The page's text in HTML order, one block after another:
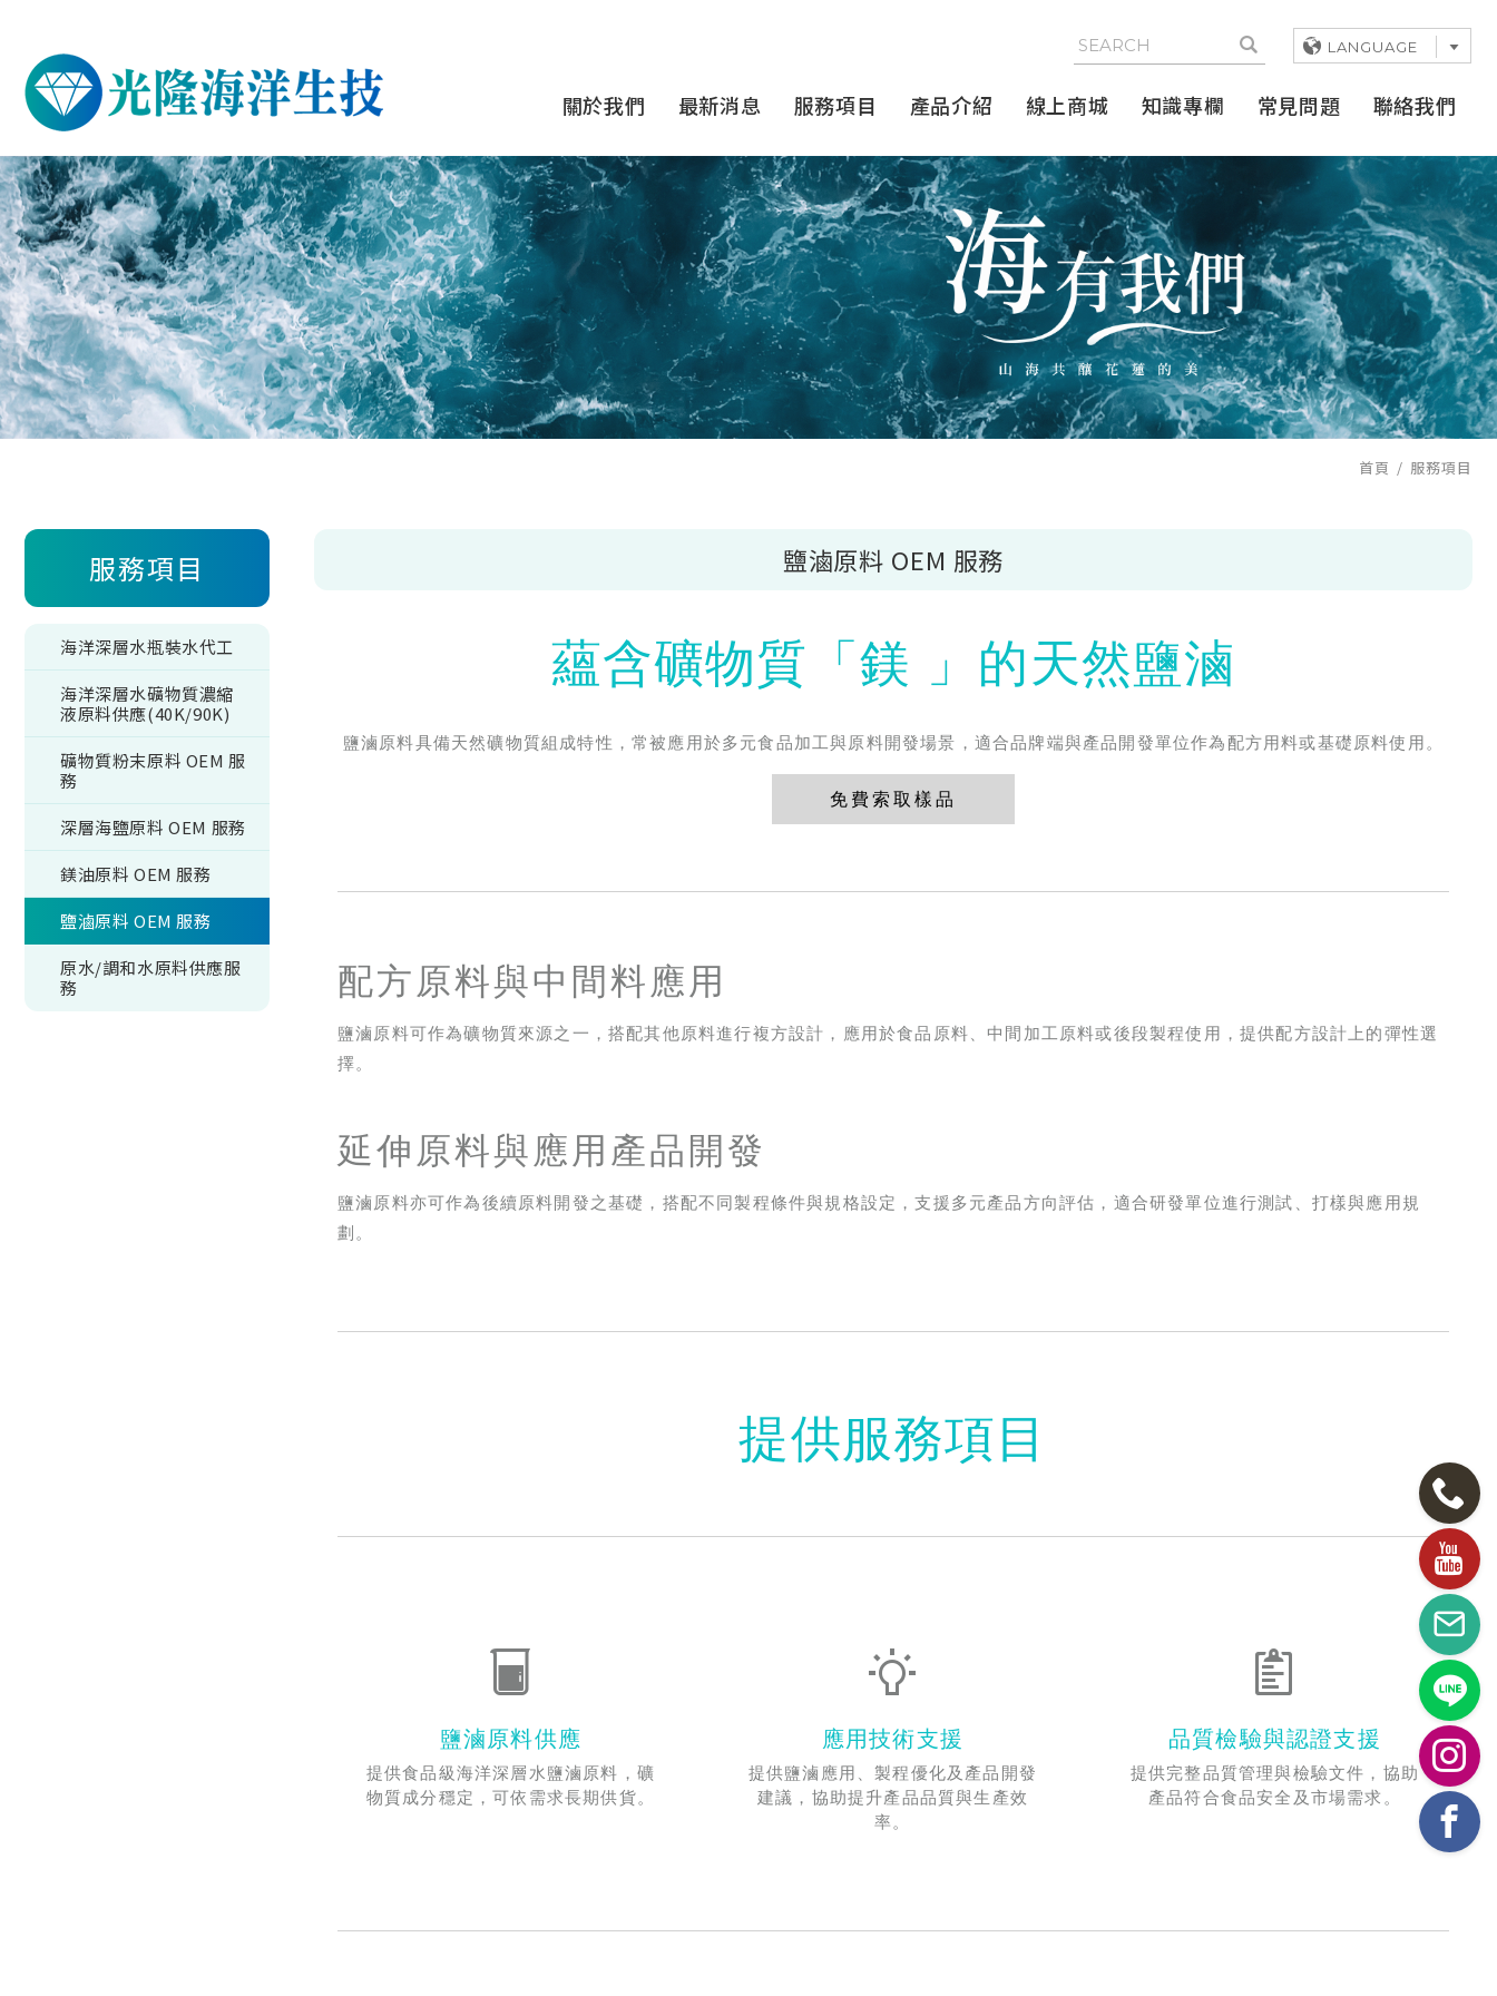
LANGUAGE
關於我們 最新消息 服務項目 產品介紹 線上商城 知識專欄 常見問題 聯絡我們
首頁 服務項目
服務項目
海洋深層水瓶裝水代工
海洋深層水礦物質濃縮
液原料供應(40K/90K)
礦物質粉末原料 OEM 服
務
深層海鹽原料 OEM 服務
鎂油原料 OEM 服務
鹽滷原料 OEM 服務
原水/調和水原料供應服
務
鹽滷原料 OEM 服務
蘊含礦物質「鎂 」的天然鹽滷
鹽滷原料具備天然礦物質組成特性，常被應用於多元食品加工與原料開發場景，適合品牌端與產品開發單位作為配方用料或基礎原料使用。
免費索取樣品
配方原料與中間料應用
鹽滷原料可作為礦物質來源之一，搭配其他原料進行複方設計，應用於食品原料、中間加工原料或後段製程使用，提供配方設計上的彈性選
擇。
延伸原料與應用產品開發
鹽滷原料亦可作為後續原料開發之基礎，搭配不同製程條件與規格設定，支援多元產品方向評估，適合研發單位進行測試、打樣與應用規
劃。
提供服務項目
鹽滷原料供應
提供食品級海洋深層水鹽滷原料，礦
物質成分穩定，可依需求長期供貨。
應用技術支援
提供鹽滷應用、製程優化及產品開發
建議，協助提升產品品質與生產效
率。
品質檢驗與認證支援
提供完整品質管理與檢驗文件，協助
產品符合食品安全及市場需求。